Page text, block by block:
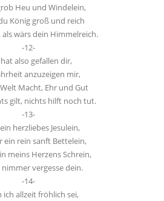
Heu und Windelein,
König groß und reich
wärs dein Himmelreich.
-12-
hat also gefallen dir,
anzuzeigen mir,
Macht, Ehr und Gut
gilt, nichts hilft noch tut.
-13-
herzliebes Jesulein,
ein rein sanft Bettelein,
meins Herzens Schrein,
vergesse dein.
-14-
ich allzeit fröhlich sei,